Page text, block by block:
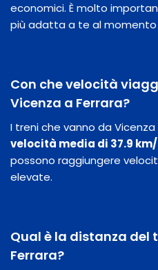
economici. È molto
più adatta a te al momento
Con che velocità
Vicenza a Ferrara?
I treni che vanno da
velocità media di 37.9
possono raggiungere
elevate.
Qual è la distanza del
Ferrara?